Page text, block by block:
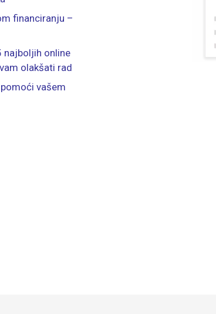
financiranju –
najboljih online
olakšati rad
vašem